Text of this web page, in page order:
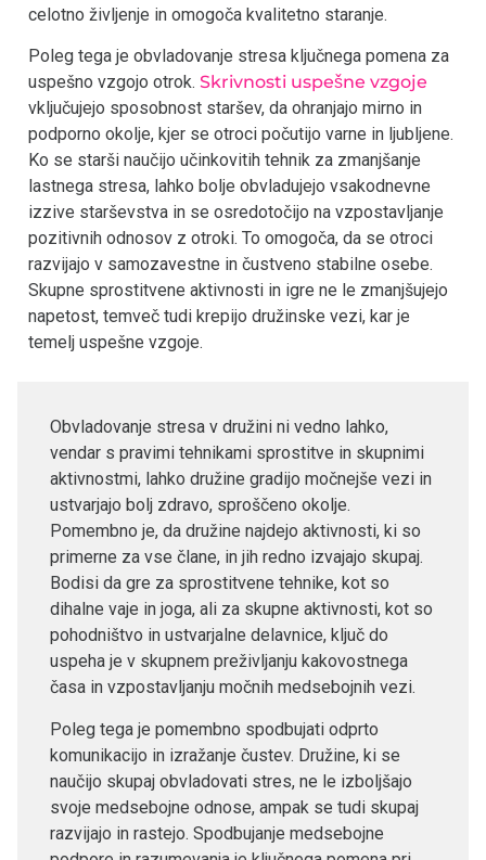
celotno življenje in omogoča kvalitetno staranje.
Poleg tega je obvladovanje stresa ključnega pomena za
uspešno vzgojo otrok. Skrivnosti uspešne vzgoje
vključujejo sposobnost staršev, da ohranjajo mirno in
podporno okolje, kjer se otroci počutijo varne in ljubljene.
Ko se starši naučijo učinkovitih tehnik za zmanjšanje
lastnega stresa, lahko bolje obvladujejo vsakodnevne
izzive starševstva in se osredotočijo na vzpostavljanje
pozitivnih odnosov z otroki. To omogoča, da se otroci
razvijajo v samozavestne in čustveno stabilne osebe.
Skupne sprostitvene aktivnosti in igre ne le zmanjšujejo
napetost, temveč tudi krepijo družinske vezi, kar je
temelj uspešne vzgoje.
Obvladovanje stresa v družini ni vedno lahko,
vendar s pravimi tehnikami sprostitve in skupnimi
aktivnostmi, lahko družine gradijo močnejše vezi in
ustvarjajo bolj zdravo, sproščeno okolje.
Pomembno je, da družine najdejo aktivnosti, ki so
primerne za vse člane, in jih redno izvajajo skupaj.
Bodisi da gre za sprostitvene tehnike, kot so
dihalne vaje in joga, ali za skupne aktivnosti, kot so
pohodništvo in ustvarjalne delavnice, ključ do
uspeha je v skupnem preživljanju kakovostnega
časa in vzpostavljanju močnih medsebojnih vezi.
Poleg tega je pomembno spodbujati odprto
komunikacijo in izražanje čustev. Družine, ki se
naučijo skupaj obvladovati stres, ne le izboljšajo
svoje medsebojne odnose, ampak se tudi skupaj
razvijajo in rastejo. Spodbujanje medsebojne